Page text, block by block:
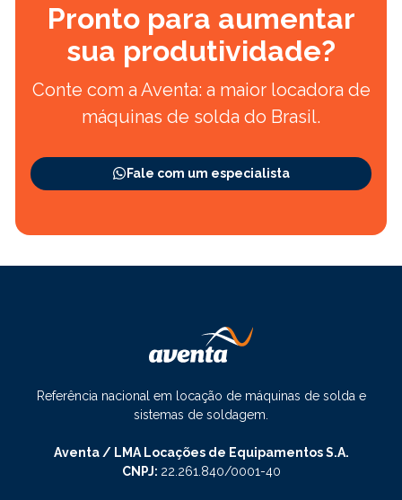
Pronto para aumentar
sua produtividade?
Conte com a Aventa: a maior locadora de
máquinas de solda do Brasil.
Fale com um especialista
Referência nacional em locação de máquinas de solda e
sistemas de soldagem.
Aventa / LMA Locações de Equipamentos S.A.
CNPJ: 22.261.840/0001-40